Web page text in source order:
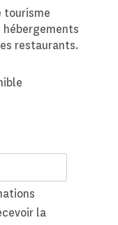
tourisme
restaurants.
la